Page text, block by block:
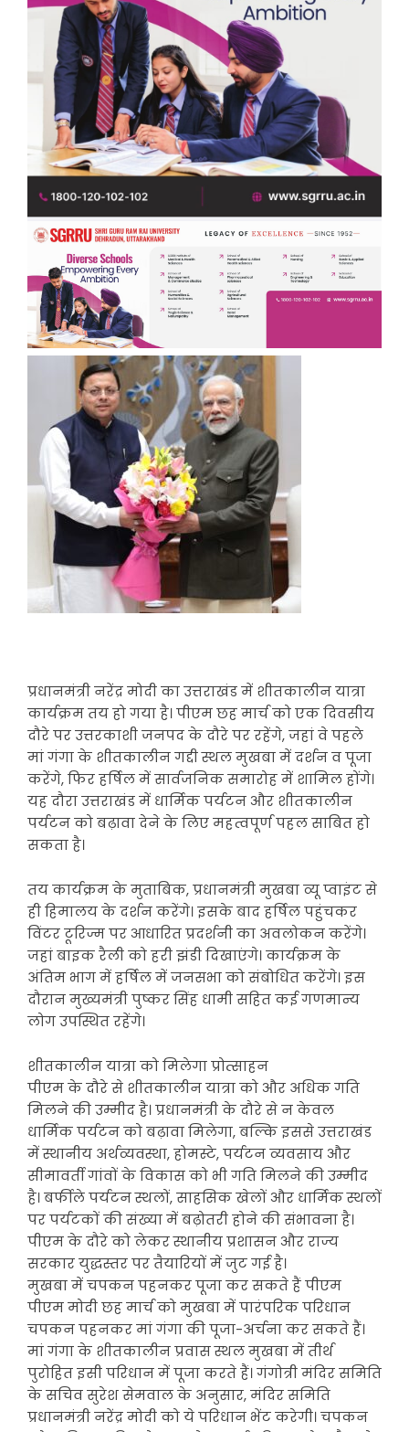
प्रधानमंत्री नरेंद्र मोदी का उत्तराखंड में शीतकालीन यात्रा
कार्यक्रम तय हो गया है। पीएम छह मार्च को एक दिवसीय
दौरे पर उत्तरकाशी जनपद के दौरे पर रहेंगे, जहां वे पहले
मां गंगा के शीतकालीन गद्दी स्थल मुखबा में दर्शन व पूजा
करेंगे, फिर हर्षिल में सार्वजनिक समारोह में शामिल होंगे।
यह दौरा उत्तराखंड में धार्मिक पर्यटन और शीतकालीन
पर्यटन को बढ़ावा देने के लिए महत्वपूर्ण पहल साबित हो
सकता है।
तय कार्यक्रम के मुताबिक, प्रधानमंत्री मुखबा व्यू प्वाइंट से
ही हिमालय के दर्शन करेंगे। इसके बाद हर्षिल पहुंचकर
विंटर टूरिज्म पर आधारित प्रदर्शनी का अवलोकन करेंगे।
जहां बाइक रैली को हरी झंडी दिखाएंगे। कार्यक्रम के
अंतिम भाग में हर्षिल में जनसभा को संबोधित करेंगे। इस
दौरान मुख्यमंत्री पुष्कर सिंह धामी सहित कई गणमान्य
लोग उपस्थित रहेंगे।
शीतकालीन यात्रा को मिलेगा प्रोत्साहन
पीएम के दौरे से शीतकालीन यात्रा को और अधिक गति
मिलने की उम्मीद है। प्रधानमंत्री के दौरे से न केवल
धार्मिक पर्यटन को बढ़ावा मिलेगा, बल्कि इससे उत्तराखंड
में स्थानीय अर्थव्यवस्था, होमस्टे, पर्यटन व्यवसाय और
सीमावर्ती गांवों के विकास को भी गति मिलने की उम्मीद
है। बर्फीले पर्यटन स्थलों, साहसिक खेलों और धार्मिक स्थलों
पर पर्यटकों की संख्या में बढ़ोतरी होने की संभावना है।
पीएम के दौरे को लेकर स्थानीय प्रशासन और राज्य
सरकार युद्धस्तर पर तैयारियों में जुट गई है।
मुखबा में चपकन पहनकर पूजा कर सकते हैं पीएम
पीएम मोदी छह मार्च को मुखबा में पारंपरिक परिधान
चपकन पहनकर मां गंगा की पूजा-अर्चना कर सकते हैं।
मां गंगा के शीतकालीन प्रवास स्थल मुखबा में तीर्थ
पुरोहित इसी परिधान में पूजा करते हैं। गंगोत्री मंदिर समिति
के सचिव सुरेश सेमवाल के अनुसार, मंदिर समिति
प्रधानमंत्री नरेंद्र मोदी को ये परिधान भेंट करेगी। चपकन